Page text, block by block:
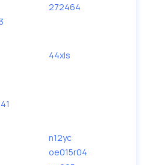
272464
44xls
n12yc
oe015r04